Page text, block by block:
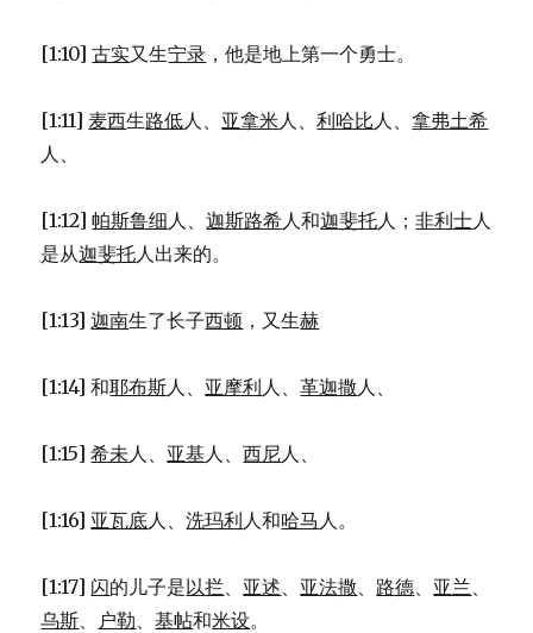
[1:10]古实又生宁录 ，他是地上第一个勇士。
[1:11] 麦西生路低人、 亚拿米人、利哈比人、拿弗土希
人、
[1:12]帕斯鲁细人、迦斯路希人和迦斐托人；非利士人
是从迦斐托人出来的。
[1:13]迦南生了长子西顿 ，又生赫
[1:14] 和耶布斯人、 亚摩利人、革迦撒人、
[1:15]希未人、 亚基人、西尼人、
[1:16] 亚瓦底人、洗玛利人和哈马 人。
[1:17] 闪的儿子是以拦、 亚述、 亚法撒、 路德、 亚兰、
乌斯、 户勒、基帖和米设。